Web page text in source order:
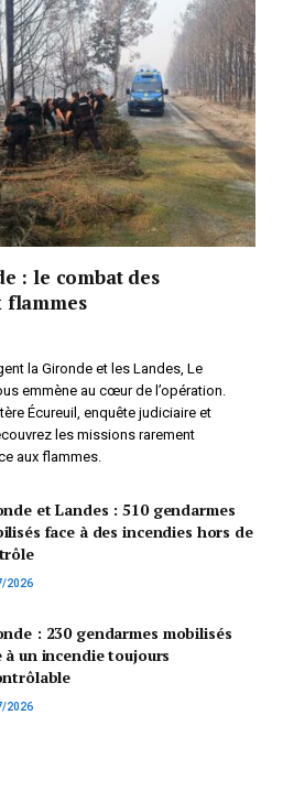
: le combat des
flammes
la Gironde et les Landes, Le
emmène au cœur de l’opération.
Écureuil, enquête judiciaire et
les missions rarement
aux flammes.
et Landes : 510 gendarmes
face à des incendies hors de
2026
: 230 gendarmes mobilisés
à un incendie toujours
2026